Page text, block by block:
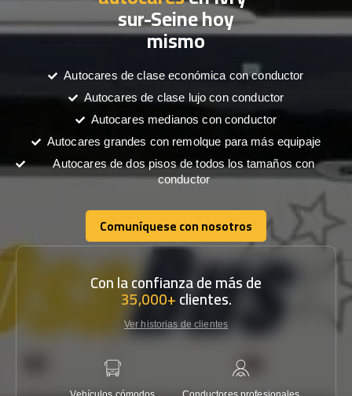
sur-Seine hoy
mismo
Autocares de clase económica con conductor
Autocares de clase lujo con conductor
Autocares medianos con conductor
Autocares grandes con remolque para más equipaje
Autocares de dos pisos de todos los tamaños con
conductor
Comuníquese con nosotros
Comuníquese con nosotros
Con la confianza de más de
35,000+clientes.
Ver historias de clientes